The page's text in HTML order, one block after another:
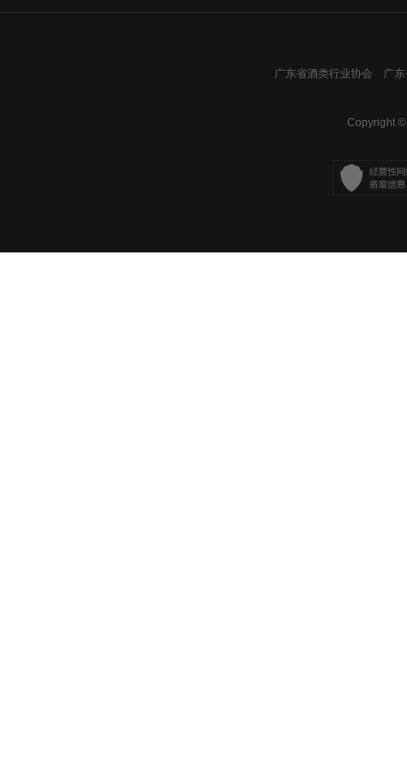
广东省酒类行业协会 广
Copyright ©